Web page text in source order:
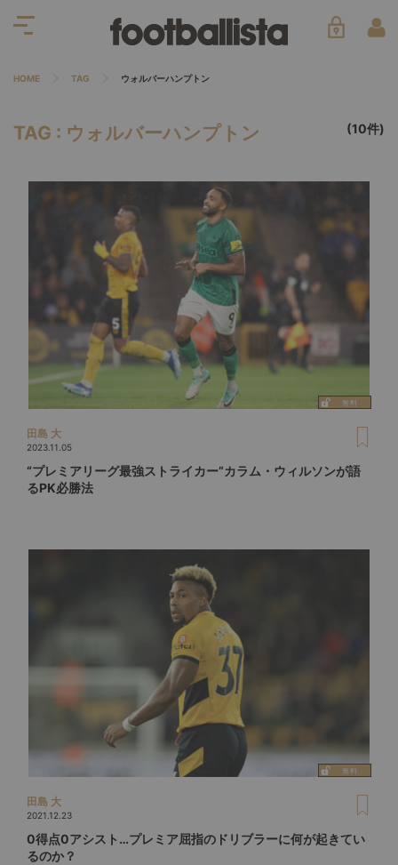
HOME TAG ウォルバーハンプトン
TAG : ウォルバーハンプトン (10件)
田島 大
2023.11.05
“プレミアリーグ最強ストライカー”カラム・ウィルソンが語
るPK必勝法
田島 大
2021.12.23
0得点0アシスト…プレミア屈指のドリブラーに何が起きてい
るのか？